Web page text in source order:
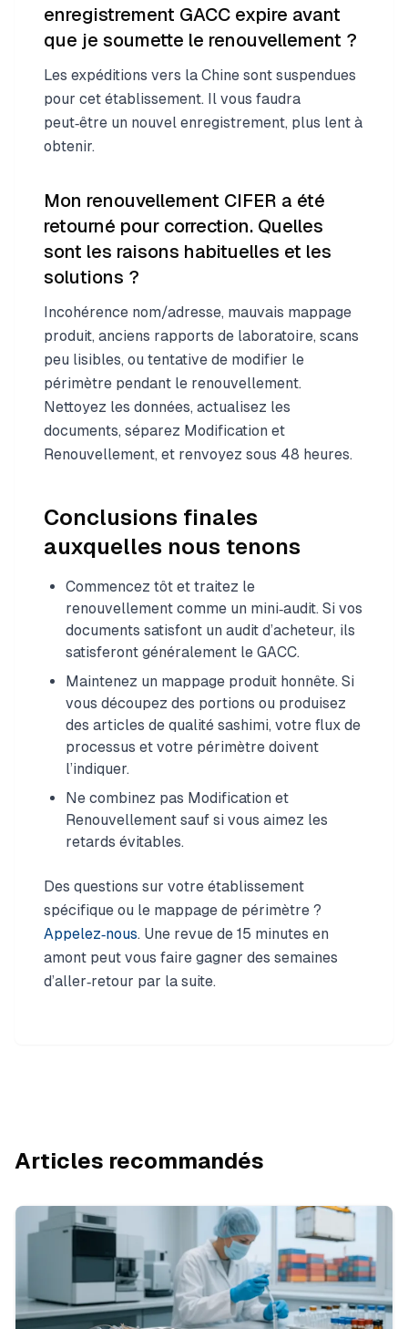
enregistrement GACC expire avant
que je soumette le renouvellement ?
Les expéditions vers la Chine sont suspendues
pour cet établissement. Il vous faudra
peut‑être un nouvel enregistrement, plus lent à
obtenir.
Mon renouvellement CIFER a été
retourné pour correction. Quelles
sont les raisons habituelles et les
solutions ?
Incohérence nom/adresse, mauvais mappage
produit, anciens rapports de laboratoire, scans
peu lisibles, ou tentative de modifier le
périmètre pendant le renouvellement.
Nettoyez les données, actualisez les
documents, séparez Modification et
Renouvellement, et renvoyez sous 48 heures.
Conclusions finales
auxquelles nous tenons
Commencez tôt et traitez le
renouvellement comme un mini‑audit. Si vos
documents satisfont un audit d’acheteur, ils
satisferont généralement le GACC.
Maintenez un mappage produit honnête. Si
vous découpez des portions ou produisez
des articles de qualité sashimi, votre flux de
processus et votre périmètre doivent
l’indiquer.
Ne combinez pas Modification et
Renouvellement sauf si vous aimez les
retards évitables.
Des questions sur votre établissement
spécifique ou le mappage de périmètre ?
Appelez‑nous. Une revue de 15 minutes en
amont peut vous faire gagner des semaines
d’aller‑retour par la suite.
Articles recommandés